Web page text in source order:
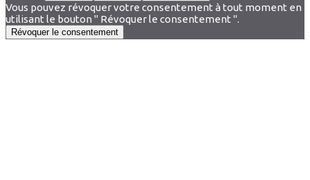
Vous pouvez révoquer votre consentement à tout moment en
utilisant le bouton " Révoquer le consentement ".
Révoquer le consentement